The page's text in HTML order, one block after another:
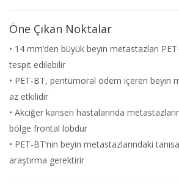
Öne Çıkan Noktalar
• 14 mm’den büyük beyin metastazları
tespit edilebilir
• PET-BT, peritümoral ödem içeren beyin
az etkilidir
• Akciğer kanseri hastalarında
bölge frontal lobdur
• PET-BT’nin beyin metastazlarındaki
araştırma gerektirir